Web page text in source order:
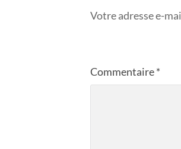
Votre adresse e-
Commentaire*